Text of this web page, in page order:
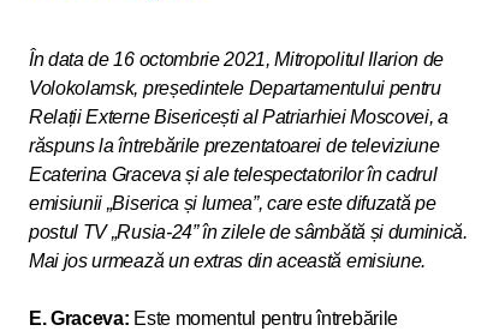
În data de 16 octombrie 2021, Mitropolitul Ilarion de
Volokolamsk, președintele Departamentului pentru
Relații Externe Bisericești al Patriarhiei Moscovei, a
răspuns la întrebările prezentatoarei de televiziune
Ecaterina Graceva și ale telespectatorilor în cadrul
emisiunii „Biserica și lumea”, care este difuzată pe
postul TV „Rusia-24” în zilele de sâmbătă și duminică.
Mai jos urmează un extras din această emisiune.
E. Graceva: Este momentul pentru întrebările